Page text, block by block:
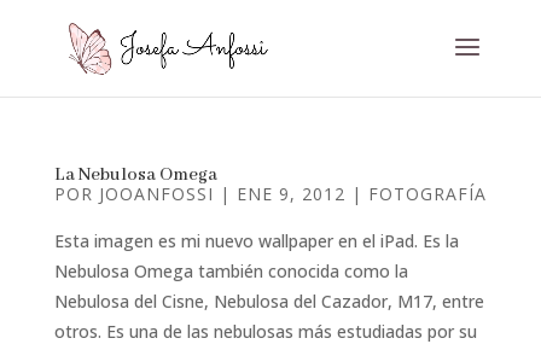
La Nebulosa Omega
POR JOOANFOSSI | ENE 9, 2012 | FOTOGRAFÍA
Esta imagen es mi nuevo wallpaper en el iPad. Es la
Nebulosa Omega también conocida como la
Nebulosa del Cisne, Nebulosa del Cazador, M17, entre
otros. Es una de las nebulosas más estudiadas por su